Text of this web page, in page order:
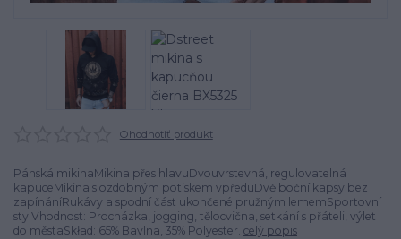
Ohodnotiť produkt
Pánská mikinaMikina přes hlavuDvouvrstevná, regulovatelná
kapuceMikina s ozdobným potiskem vpředuDvě boční kapsy bez
zapínáníRukávy a spodní část ukončené pružným lememSportovní
stylVhodnost: Procházka, jogging, tělocvična, setkání s přáteli, výlet
do městaSkład: 65% Bavlna, 35% Polyester. celý popis